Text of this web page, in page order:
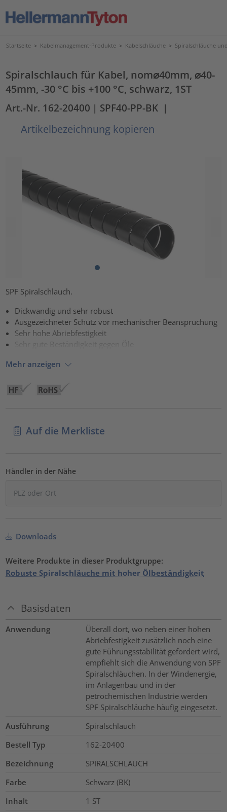
Startseite > Kabelmanagement-Produkte > Kabelschläuche > Spiralschläuche
Spiralschlauch für Kabel, nom⌀40mm, ⌀40-
45mm, -30 °C bis +100 °C, schwarz, 1ST
Art.-Nr. 162-20400 | SPF40-PP-BK |
Artikelbezeichnung kopieren
SPF Spiralschlauch.
Dickwandig und sehr robust
Ausgezeichneter Schutz vor mechanischer Beanspruchung
Sehr hohe Abriebfestigkeit
Mehr anzeigen
Auf die Merkliste
Händler in der Nähe
Downloads
Weitere Produkte in dieser Produktgruppe:
Robuste Spiralschläuche mit hoher Ölbeständigkeit
Basisdaten
Anwendung
Überall dort, wo neben einer hohen
Abriebfestigkeit zusätzlich noch eine
gute Führungsstabilität gefordert wird,
empfiehlt sich die Anwendung von SPF
Spiralschläuchen. In der Windenergie,
im Anlagenbau und in der
petrochemischen Industrie werden
SPF Spiralschläuche häufig eingesetzt.
Ausführung
Spiralschlauch
Bestell Typ
162-20400
Bezeichnung
SPIRALSCHLAUCH
Farbe
Schwarz (BK)
Inhalt
1 ST